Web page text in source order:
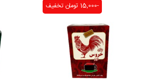
تخفیف -15,000 تومان